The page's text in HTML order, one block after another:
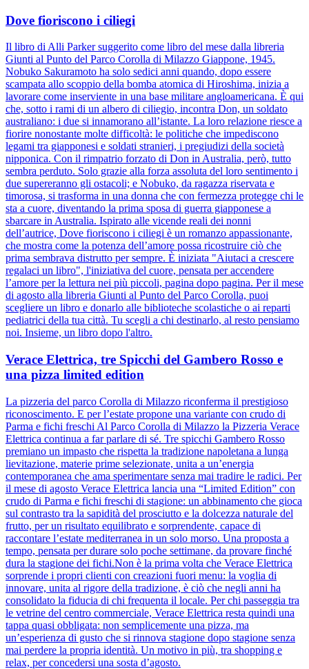
Dove fioriscono i ciliegi
Il libro di Alli Parker suggerito come libro del mese dalla libreria
Giunti al Punto del Parco Corolla di Milazzo Giappone, 1945.
Nobuko Sakuramoto ha solo sedici anni quando, dopo essere
scampata allo scoppio della bomba atomica di Hiroshima, inizia a
lavorare come inserviente in una base militare angloamericana. È qui
che, sotto i rami di un albero di ciliegio, incontra Don, un soldato
australiano: i due si innamorano all’istante. La loro relazione riesce a
fiorire nonostante molte difficoltà: le politiche che impediscono
legami tra giapponesi e soldati stranieri, i pregiudizi della società
nipponica. Con il rimpatrio forzato di Don in Australia, però, tutto
sembra perduto. Solo grazie alla forza assoluta del loro sentimento i
due supereranno gli ostacoli; e Nobuko, da ragazza riservata e
timorosa, si trasforma in una donna che con fermezza protegge chi le
sta a cuore, diventando la prima sposa di guerra giapponese a
sbarcare in Australia. Ispirato alle vicende reali dei nonni
dell’autrice, Dove fioriscono i ciliegi è un romanzo appassionante,
che mostra come la potenza dell’amore possa ricostruire ciò che
prima sembrava distrutto per sempre. È iniziata "Aiutaci a crescere
regalaci un libro", l'iniziativa del cuore, pensata per accendere
l’amore per la lettura nei più piccoli, pagina dopo pagina. Per il mese
di agosto alla libreria Giunti al Punto del Parco Corolla, puoi
scegliere un libro e donarlo alle biblioteche scolastiche o ai reparti
pediatrici della tua città. Tu scegli a chi destinarlo, al resto pensiamo
noi. Insieme, un libro dopo l'altro.
Verace Elettrica, tre Spicchi del Gambero Rosso e
una pizza limited edition
La pizzeria del parco Corolla di Milazzo riconferma il prestigioso
riconoscimento. E per l’estate propone una variante con crudo di
Parma e fichi freschi Al Parco Corolla di Milazzo la Pizzeria Verace
Elettrica continua a far parlare di sé. Tre spicchi Gambero Rosso
premiano un impasto che rispetta la tradizione napoletana a lunga
lievitazione, materie prime selezionate, unita a un’energia
contemporanea che ama sperimentare senza mai tradire le radici. Per
il mese di agosto Verace Elettrica lancia una “Limited Edition” con
crudo di Parma e fichi freschi di stagione: un abbinamento che gioca
sul contrasto tra la sapidità del prosciutto e la dolcezza naturale del
frutto, per un risultato equilibrato e sorprendente, capace di
raccontare l’estate mediterranea in un solo morso. Una proposta a
tempo, pensata per durare solo poche settimane, da provare finché
dura la stagione dei fichi.Non è la prima volta che Verace Elettrica
sorprende i propri clienti con creazioni fuori menu: la voglia di
innovare, unita al rigore della tradizione, è ciò che negli anni ha
consolidato la fiducia di chi frequenta il locale. Per chi passeggia tra
le vetrine del centro commerciale, Verace Elettrica resta quindi una
tappa quasi obbligata: non semplicemente una pizza, ma
un’esperienza di gusto che si rinnova stagione dopo stagione senza
mai perdere la propria identità. Un motivo in più, tra shopping e
relax, per concedersi una sosta d’agosto.